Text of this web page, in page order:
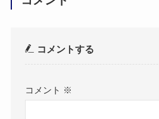
コメントする
コメント ※